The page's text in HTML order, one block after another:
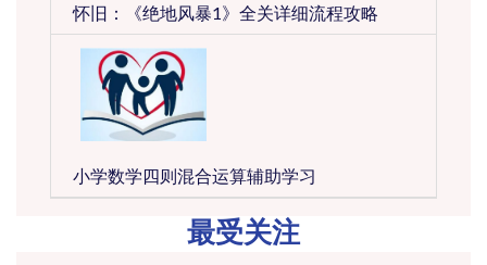
怀旧：《绝地风暴1》全关详细流程攻略
小学数学四则混合运算辅助学习
最受关注